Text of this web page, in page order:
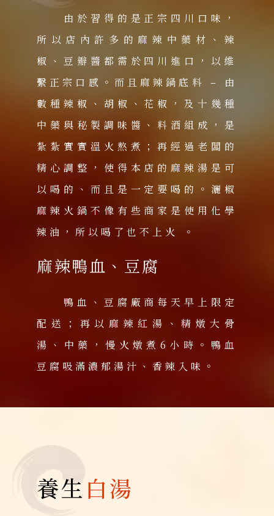
由於習得的是正宗四川口味，
所以店內許多的麻辣中藥材、辣
椒、豆瓣醬都需於四川進口，以維
繫正宗口感。而且麻辣鍋底料 – 由
數種辣椒、胡椒、花椒，及十幾種
中藥與秘製調味醬、料酒組成，是
紮紮實實溫火熬煮；再經過老闆的
精心調整，使得本店的麻辣湯是可
以喝的、而且是一定要喝的。灑椒
麻辣火鍋不像有些商家是使用化學
辣油，所以喝了也不上火 。
麻辣鴨血、豆腐
鴨血、豆腐廠商每天早上限定
配送；再以麻辣紅湯、精燉大骨
湯、中藥，慢火燉煮6小時。鴨血
豆腐吸滿濃郁湯汁、香辣入味。
養生 白湯